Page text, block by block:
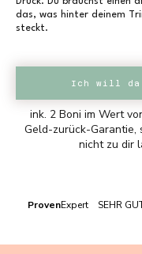
das, was hinter deinem
steckt.
Ich will da
ink. 2 Boni im Wert
Geld-zurück-Garantie,
nicht zu dir
ProvenExpert SEHR